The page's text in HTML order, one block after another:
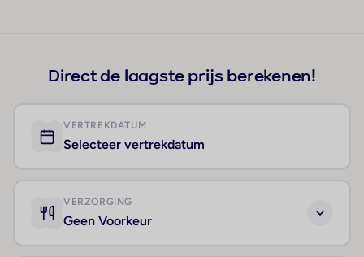
Direct de laagste prijs berekenen!
VERTREKDATUM
Selecteer vertrekdatum
VERZORGING
Geen Voorkeur